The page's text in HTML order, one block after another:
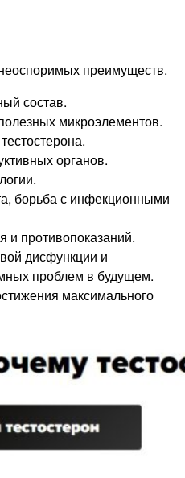
преимуществ.
состав.
микроэлементов.
органов.
борьба с инфекционными
и противопоказаний.
дисфункции и
проблем в будущем.
максимального